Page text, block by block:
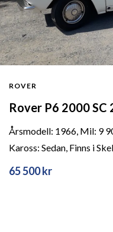
ROVER
Rover P6 2000 SC
Årsmodell: 1966, Mil: 9
Kaross: Sedan, Finns i
65 500 kr